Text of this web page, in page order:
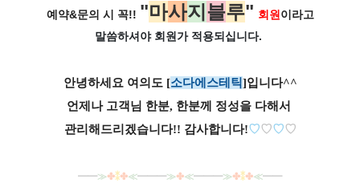
예약&문의 시 꼭!! "마사지 블루" 회원 이라고
말씀하셔야 회원가 적용되십니다.
안녕하세요 여의도 [소다에스테틱]입니다^^
언제나 고객님 한분, 한분께 정성을 다해서
관리해드리겠습니다!! 감사합니다!♡♡♡♡
━━≫✤⁑✤≪━━━≫✤≪━━━≫✤⁑✤≪━━